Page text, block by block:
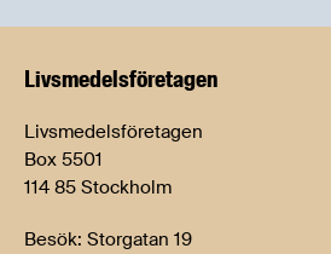
Livsmedels­företagen
Livsmedelsföretagen
Box 5501
114 85 Stockholm
Besök: Storgatan 19